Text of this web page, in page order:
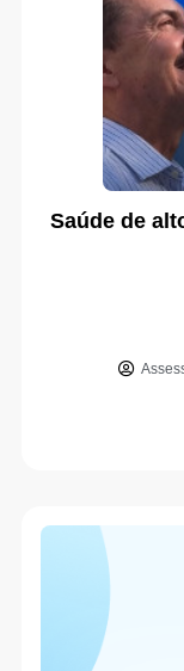
Saúde de